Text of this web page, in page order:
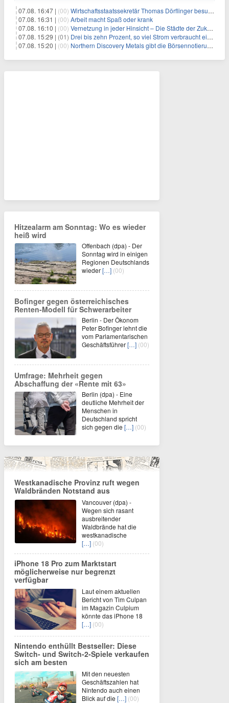
07.08. 16:47 | (00) Wirtschaftsstaatssekretär Thomas Dörflinger besucht Handwerksbetrieb im Kammerbezirk Freiburg
07.08. 16:31 | (00) Arbeit macht Spaß oder krank
07.08. 16:10 | (00) Vernetzung in jeder Hinsicht – Die Städte der Zukunft sind grün-blau
07.08. 15:29 | (01) Drei bis zehn Prozent, so viel Strom verbraucht ein Aufzug im Gebäude
07.08. 15:20 | (00) Northern Discovery Metals gibt die Börsennotierung an der Frankfurter Wertpapierbörse bekannt
Hitzealarm am Sonntag: Wo es wieder
heiß wird
Offenbach (dpa) - Der
Sonntag wird in einigen
Regionen Deutschlands
wieder[…] (00)
Bofinger gegen österreichisches
Renten-Modell für Schwerarbeiter
Berlin - Der Ökonom
Peter Bofinger lehnt die
vom Parlamentarischen
Geschäftsführer[…] (00)
Umfrage: Mehrheit gegen
Abschaffung der «Rente mit 63»
Berlin (dpa) - Eine
deutliche Mehrheit der
Menschen in
Deutschland spricht
sich gegen die […] (00)
Westkanadische Provinz ruft wegen
Waldbränden Notstand aus
Vancouver (dpa) -
Wegen sich rasant
ausbreitender
Waldbrände hat die
westkanadische
[…] (00)
iPhone 18 Pro zum Marktstart
möglicherweise nur begrenzt
verfügbar
Laut einem aktuellen
Bericht von Tim Culpan
im Magazin Culpium
könnte das iPhone 18
[…] (00)
Nintendo enthüllt Bestseller: Diese
Switch- und Switch-2-Spiele verkaufen
sich am besten
Mit den neuesten
Geschäftszahlen hat
Nintendo auch einen
Blick auf die […] (00)